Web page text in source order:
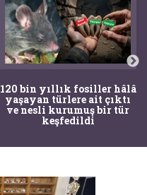
120 bin yıllık fosiller hâlâ
yaşayan türlere ait çıktı
ve nesli kurumuş bir tür
keşfedildi